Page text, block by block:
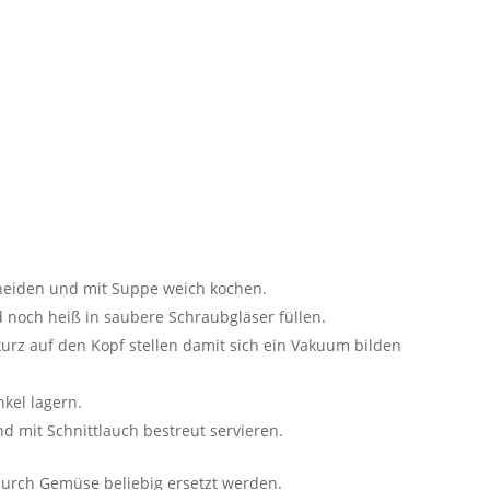
und mit Suppe weich kochen.
heiß in saubere Schraubgläser füllen.
auf den Kopf stellen damit sich ein Vakuum bilden
lagern.
mit Schnittlauch bestreut servieren.
Gemüse beliebig ersetzt werden.